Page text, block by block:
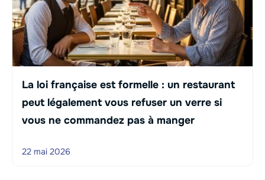
La loi française est formelle : un restaurant
peut légalement vous refuser un verre si
vous ne commandez pas à manger
22 mai 2026